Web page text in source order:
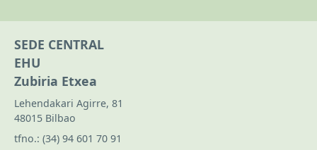
SEDE CENTRAL
EHU
Zubiria Etxea
Lehendakari Agirre, 81
48015 Bilbao
tfno.: (34) 94 601 70 91